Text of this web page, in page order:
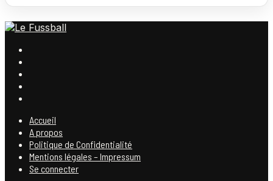
Accueil
A propos
Politique de Confidentialité
Mentions légales – Impressum
Se connecter